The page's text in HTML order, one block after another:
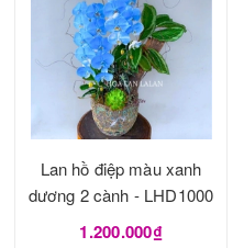
Lan hồ điệp màu xanh
dương 2 cành - LHD1000
1.200.000₫